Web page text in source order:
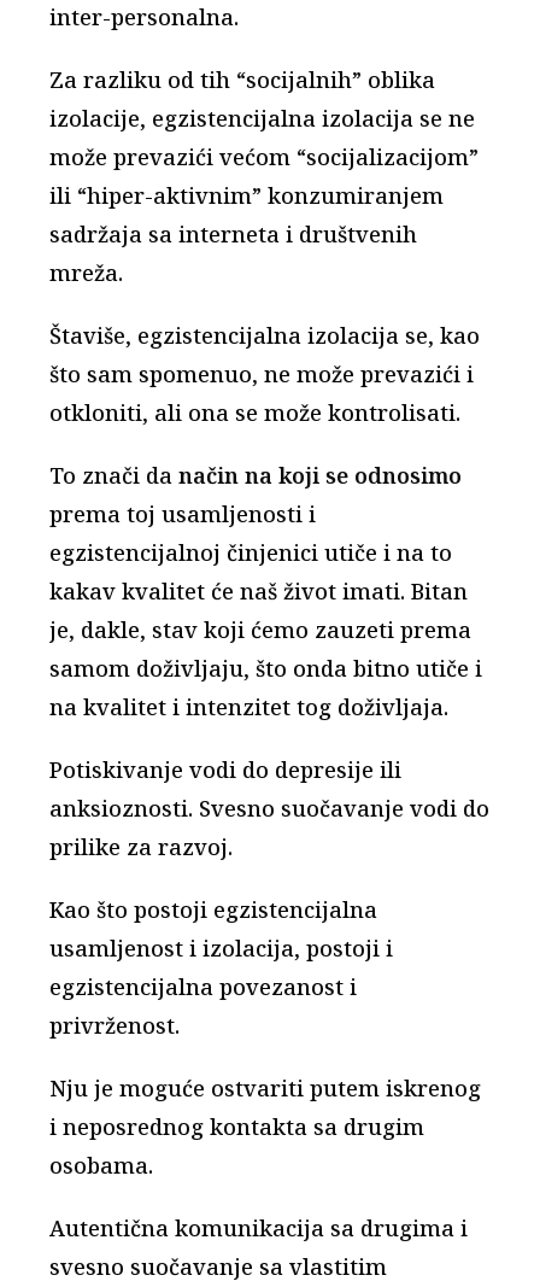
inter-personalna.
Za razliku od tih “socijalnih” oblika
izolacije, egzistencijalna izolacija se ne
može prevazići većom “socijalizacijom”
ili “hiper-aktivnim” konzumiranjem
sadržaja sa interneta i društvenih
mreža.
Štaviše, egzistencijalna izolacija se, kao
što sam spomenuo, ne može prevazići i
otkloniti, ali ona se može kontrolisati.
To znači danačin na koji se odnosimo
prema toj usamljenosti i
egzistencijalnoj činjenici utiče i na to
kakav kvalitet će naš život imati. Bitan
je, dakle, stav koji ćemo zauzeti prema
samom doživljaju, što onda bitno utiče i
na kvalitet i intenzitet tog doživljaja.
Potiskivanje vodi do depresije ili
anksioznosti. Svesno suočavanje vodi do
prilike za razvoj.
Kao što postoji egzistencijalna
usamljenost i izolacija, postoji i
egzistencijalna povezanost i
privrženost.
Nju je moguće ostvariti putem iskrenog
i neposrednog kontakta sa drugim
osobama.
Autentična komunikacija sa drugima i
svesno suočavanje sa vlastitim